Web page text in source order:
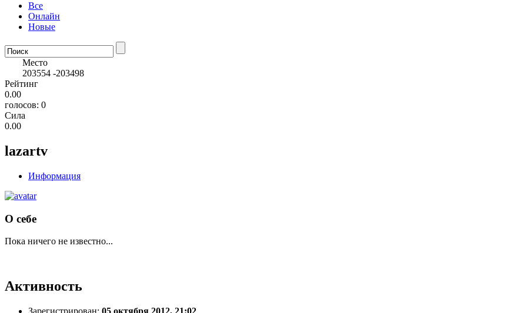
Все
Онлайн
Новые
Место
203554 -203498
Рейтинг
0.00
голосов: 0
Сила
0.00
lazartv
Информация
О себе
Пока ничего не известно...
Активность
Зарегистрирован: 05 октября 2012, 21:02